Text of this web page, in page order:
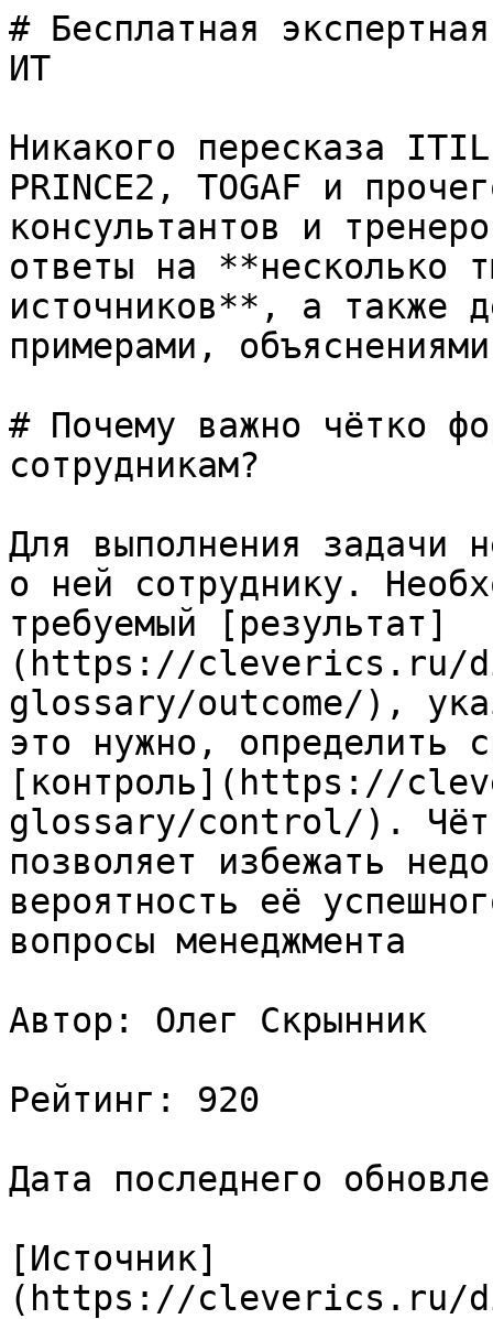
# Бесплатная
ИТ
Никакого пересказа
PRINCE2, TOGAF и
консультантов и
ответы на **несколько
источников**, а также
примерами,
# Почему важно чётко
сотрудникам?
Для выполнения задачи
о ней сотруднику.
требуемый [результат]
(https://cleverics.ru/
glossary/outcome/),
это нужно, определить
[контроль](https://
glossary/control/).
позволяет избежать
вероятность её
вопросы менеджмента
Автор: Олег Скрынник
Рейтинг: 920
Дата последнего
[Источник]
(https://cleverics.ru/